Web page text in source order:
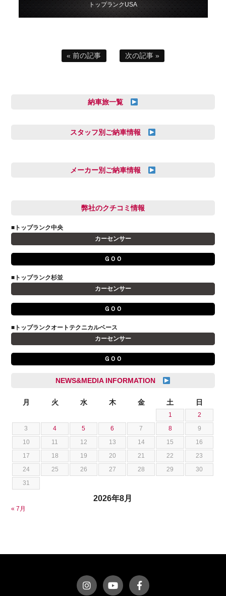
トップランクUSA
« 前の記事 次の記事 »
納車旅一覧
スタッフ別ご納車情報
多田 健人
小澤 孝久
小野 利公
山本 大輔
岩井 裕一
石川 成一郎
荒居 力哉
荻野 雅史
菊池 大誠
藤本 京弥
西川 諒
メーカー別ご納車情報
FIAT
JAGUAR
アストンマーティン
アルファロメオ
キャデラック
クライスラー
クライスラージープ
スズキ
ダッジ
テスラ
トヨタ
ニッサン
フェラーリ
フォルクスワーゲン
ポルシェ
弊社のクチコミ情報
■トップランク中央
カーセンサー
ＧＯＯ
■トップランク杉並
カーセンサー
ＧＯＯ
■トップランクオートテクニカルベース
カーセンサー
ＧＯＯ
NEWS&MEDIA INFORMATION
2026年8月
月 火 水 木 金 土 日
1
2
3
4 5 6 7 8
9
10
11 12 13 14 15
16
17
18 19 20 21 22
23
24
25 26 27 28 29
30
31
« 7月